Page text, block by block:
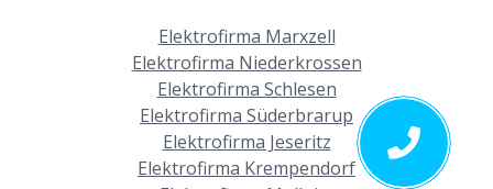
Elektrofirma Marxzell
Elektrofirma Niederkrossen
Elektrofirma Schlesen
Elektrofirma Süderbrarup
Elektrofirma Jeseritz
Elektrofirma Krempendorf